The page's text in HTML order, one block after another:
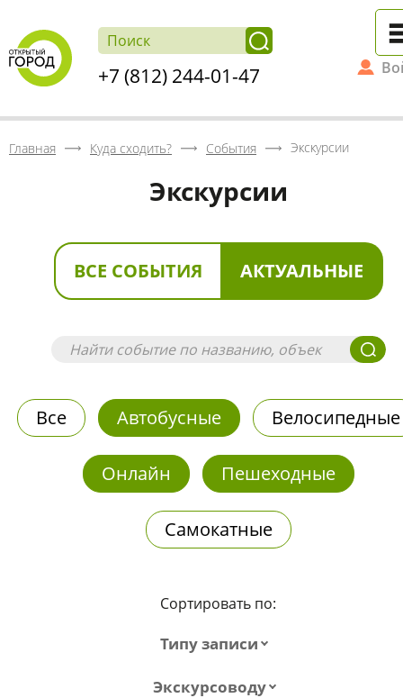
+7 (812) 244-01-47
Главная Куда сходить? События Экскурсии
Экскурсии
ВСЕ СОБЫТИЯ АКТУАЛЬНЫЕ
Все Автобусные Велосипедные
Онлайн Пешеходные
Самокатные
Сортировать по:
Типу записи
Экскурсоводу